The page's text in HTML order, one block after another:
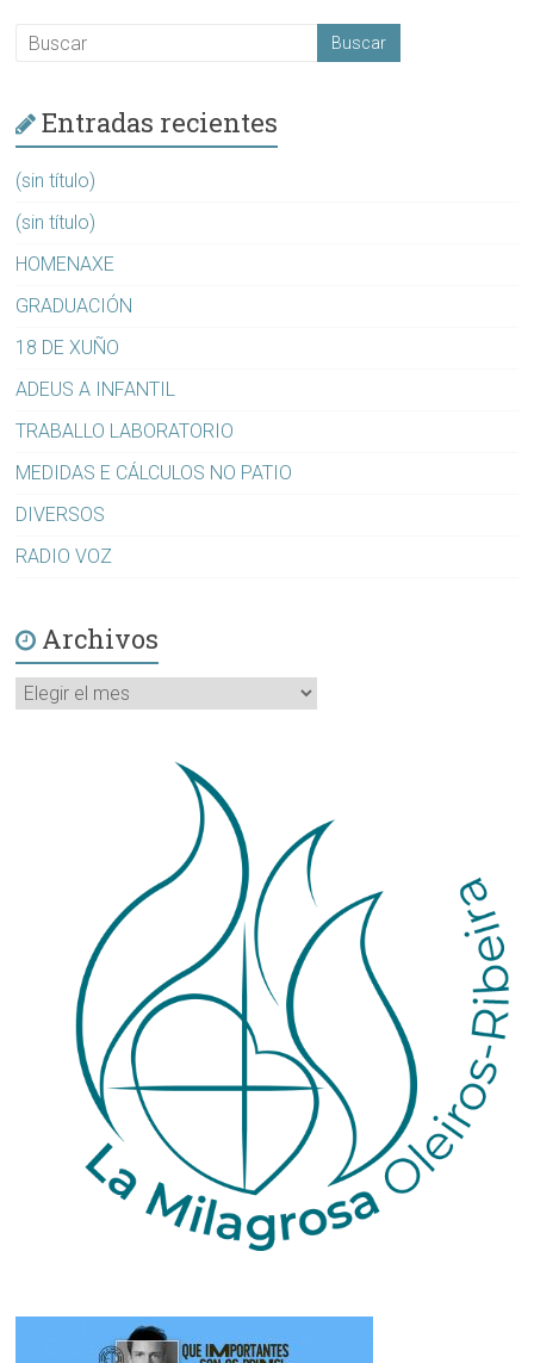
Entradas recientes
(sin título)
(sin título)
HOMENAXE
GRADUACIÓN
18 DE XUÑO
ADEUS A INFANTIL
TRABALLO LABORATORIO
MEDIDAS E CÁLCULOS NO PATIO
DIVERSOS
RADIO VOZ
Archivos
Archivos